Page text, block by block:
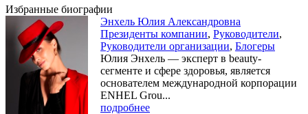
Избранные биографии
Энхель Юлия Александровна
Президенты компании, Руководители,
Руководители организации, Блогеры
Юлия Энхель — эксперт в beauty-
сегменте и сфере здоровья, является
основателем международной корпорации
ENHEL Grou...
подробнее